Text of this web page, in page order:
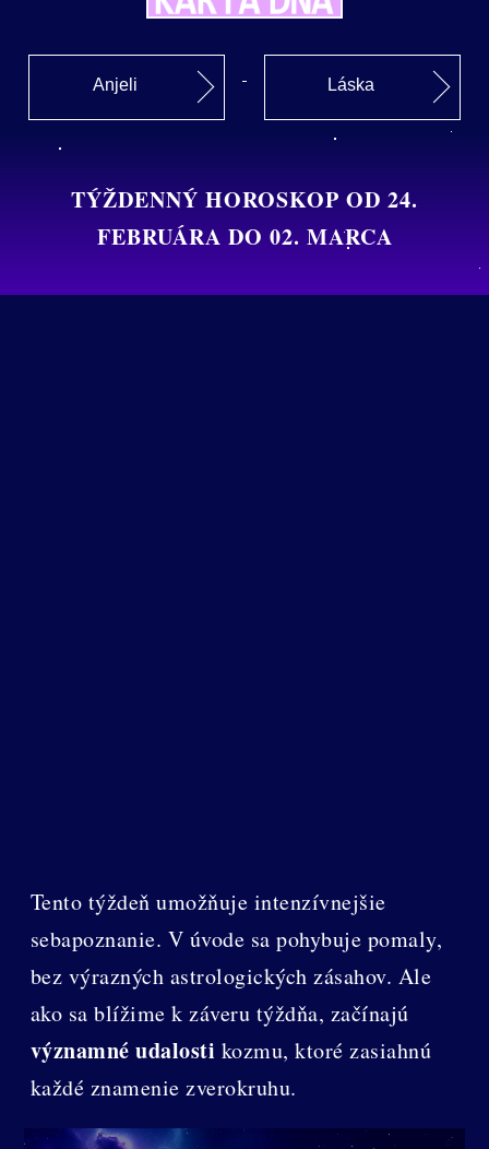
Anjeli Láska
TÝŽDENNÝ HOROSKOP OD 24.
FEBRUÁRA DO 02. MARCA
Tento týždeň umožňuje intenzívnejšie
sebapoznanie. V úvode sa pohybuje pomaly,
bez výrazných astrologických zásahov. Ale
ako sa blížime k záveru týždňa, začínajú
významné udalosti kozmu, ktoré zasiahnú
každé znamenie zverokruhu.